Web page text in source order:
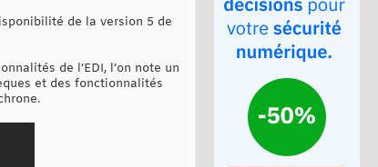
de la version 5 de
de l’EDI, l’on note un
et des fonctionnalités